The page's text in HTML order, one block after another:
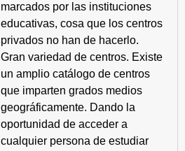
marcados por las instituciones
educativas, cosa que los centros
privados no han de hacerlo.
Gran variedad de centros. Existe
un amplio catálogo de centros
que imparten grados medios
geográficamente. Dando la
oportunidad de acceder a
cualquier persona de estudiar